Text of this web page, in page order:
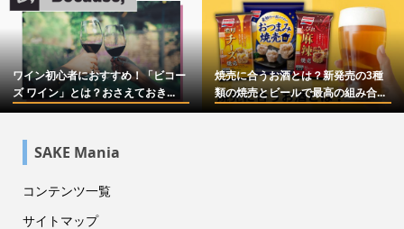
ワイン初心者におすすめ！「ビコー
ズ ワイン」とは？おさえておき...
焼売に合うお酒とは？新発売の3種
類の焼売とビールで最高の組み合...
SAKE Mania
コンテンツ一覧
サイトマップ